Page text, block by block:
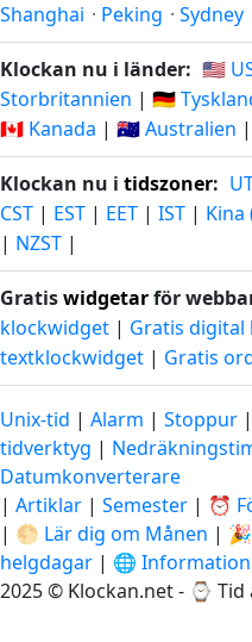
Shanghai · Peking · Sydney
Klockan nu i länder: 🇺🇸
Storbritannien | 🇩🇪
🇨🇦 Kanada | 🇦🇺 Australien |
Klockan nu i tidszoner:
CST | EST | EET | IST | Kina
| NZST |
Gratiswidgetarför
klockwidget | Gratis
textklockwidget | Gratis
Unix-tid | Alarm | Stoppur |
tidverktyg |
Datumkonverterare
| Artiklar | Semester | ⏰
| 🌕 Lär dig om Månen |
helgdagar | 🌐
2025 © Klockan.net - ⌚ Tid